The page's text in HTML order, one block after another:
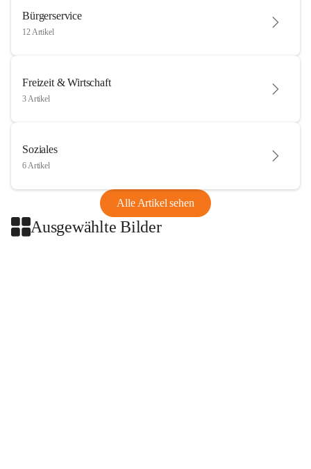
Bürgerservice
12 Artikel
Freizeit & Wirtschaft
3 Artikel
Soziales
6 Artikel
Alle Artikel sehen
Ausgewählte Bilder